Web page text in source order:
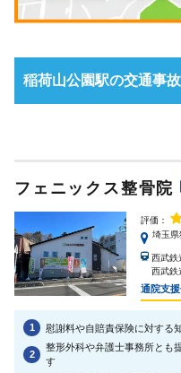
稲荷山公園駅の交通事
フェニックス整骨院
評価：
埼玉県
西武
西武
通院支
1 慰謝料や自賠責保険に対する
2
整形外科や弁護士事務所とも
す